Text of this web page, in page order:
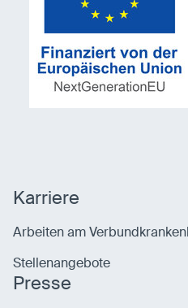
Karriere
Arbeiten am
Stellenangebote
Presse